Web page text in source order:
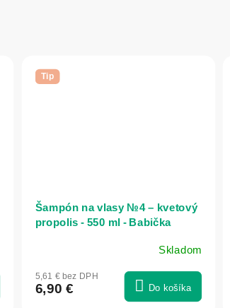
Tip
Šampón na vlasy №4 – kvetový
propolis - 550 ml - Babička
produktu
Skladom
5,61 € bez DPH
6,90 € Do košíka